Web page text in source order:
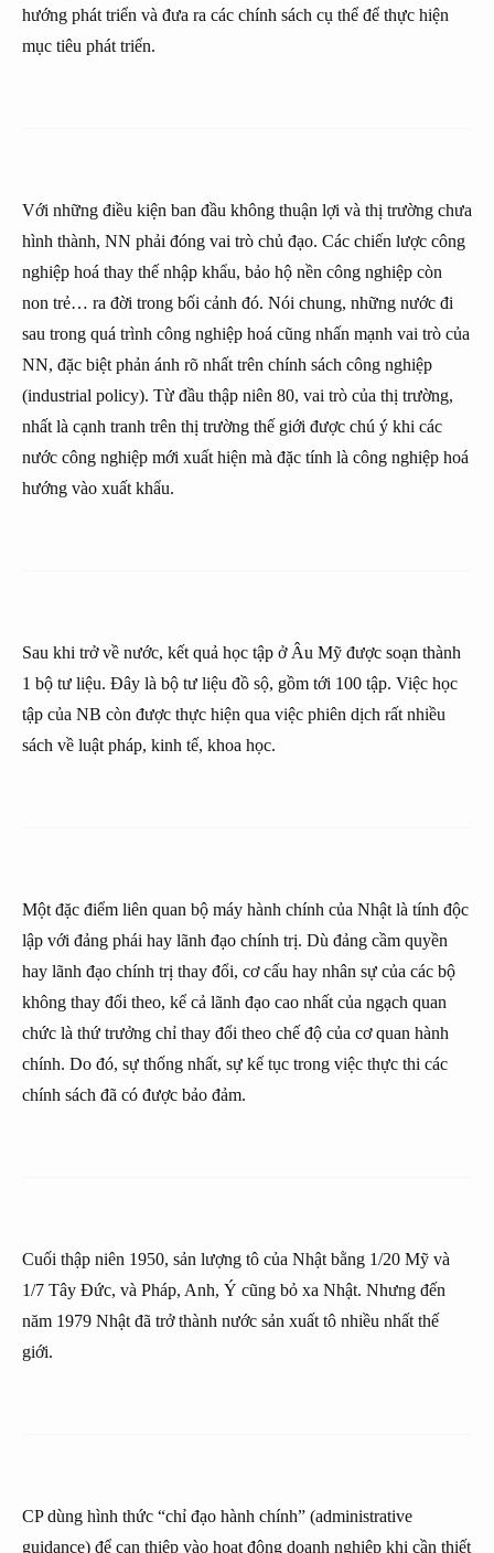
hướng phát triển và đưa ra các chính sách cụ thể để thực hiện
mục tiêu phát triển.
Với những điều kiện ban đầu không thuận lợi và thị trường chưa
hình thành, NN phải đóng vai trò chủ đạo. Các chiến lược công
nghiệp hoá thay thế nhập khẩu, bảo hộ nền công nghiệp còn
non trẻ… ra đời trong bối cảnh đó. Nói chung, những nước đi
sau trong quá trình công nghiệp hoá cũng nhấn mạnh vai trò của
NN, đặc biệt phản ánh rõ nhất trên chính sách công nghiệp
(industrial policy). Từ đầu thập niên 80, vai trò của thị trường,
nhất là cạnh tranh trên thị trường thế giới được chú ý khi các
nước công nghiệp mới xuất hiện mà đặc tính là công nghiệp hoá
hướng vào xuất khẩu.
Sau khi trở về nước, kết quả học tập ở Âu Mỹ được soạn thành
1 bộ tư liệu. Đây là bộ tư liệu đồ sộ, gồm tới 100 tập. Việc học
tập của NB còn được thực hiện qua việc phiên dịch rất nhiều
sách về luật pháp, kinh tế, khoa học.
Một đặc điểm liên quan bộ máy hành chính của Nhật là tính độc
lập với đảng phái hay lãnh đạo chính trị. Dù đảng cầm quyền
hay lãnh đạo chính trị thay đổi, cơ cấu hay nhân sự của các bộ
không thay đổi theo, kể cả lãnh đạo cao nhất của ngạch quan
chức là thứ trưởng chỉ thay đổi theo chế độ của cơ quan hành
chính. Do đó, sự thống nhất, sự kế tục trong việc thực thi các
chính sách đã có được bảo đảm.
Cuối thập niên 1950, sản lượng tô của Nhật bằng 1/20 Mỹ và
1/7 Tây Đức, và Pháp, Anh, Ý cũng bỏ xa Nhật. Nhưng đến
năm 1979 Nhật đã trở thành nước sản xuất tô nhiều nhất thế
giới.
CP dùng hình thức “chỉ đạo hành chính” (administrative
guidance) để can thiệp vào hoạt động doanh nghiệp khi cần thiết